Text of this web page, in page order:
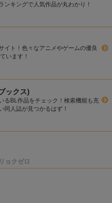
ンキングで人気作品が丸わかり！
イト！色々なアニメやゲームの優良
います！
ックス)
るBL作品をチェック！検索機能も充
同人誌が見つかるはず！
ョクゼロ